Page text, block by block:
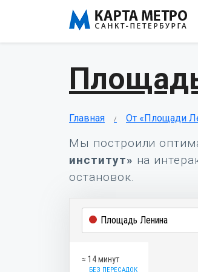
Главная От «Площади
Мы построили
институт» на
остановок.
≈ 14 минут
БЕЗ ПЕРЕСАДОК